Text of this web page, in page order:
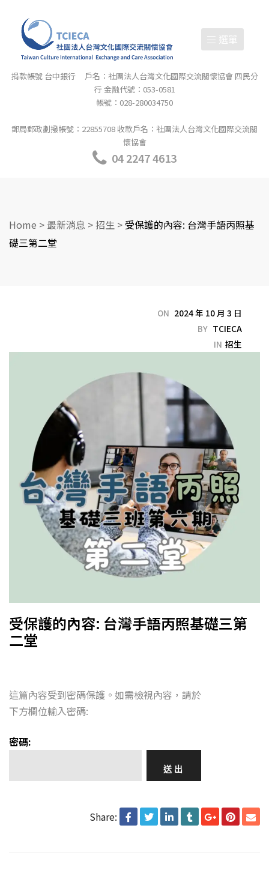
選單
捐款帳號 台中銀行 戶名：社團法人台灣文化國際交流關懷協會 四民分
行 金融代號：053-0581
帳號：028-280034750
郵局郵政劃撥帳號：22855708 收款戶名：社團法人台灣文化國際交流關
懷協會
04 2247 4613
Home > 最新消息 >招生 > 受保護的內容: 台灣手語丙照基
礎三第二堂
ON 2024 年 10 月 3 日
BY TCIECA
IN 招生
受保護的內容: 台灣手語丙照基礎三第
二堂
這篇內容受到密碼保護。如需檢視內容，請於
下方欄位輸入密碼:
密碼:
Share: